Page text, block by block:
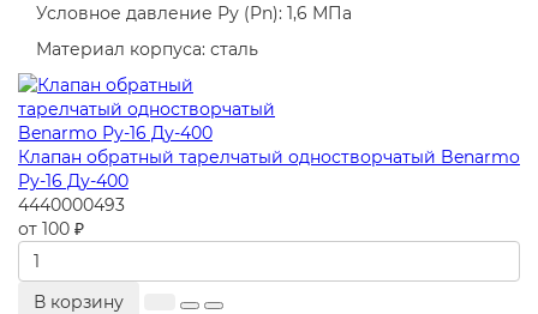
Условное давление Ру (Pn): 1,6 МПа
Материал корпуса: сталь
Клапан обратный тарелчатый одностворчатый Benarmo
Ру-16 Ду-400
4440000493
от 100 ₽
В корзину